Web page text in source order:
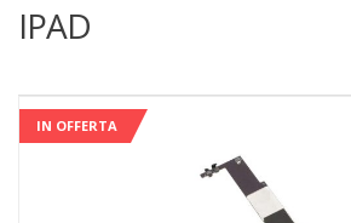
IPAD
IN OFFERTA